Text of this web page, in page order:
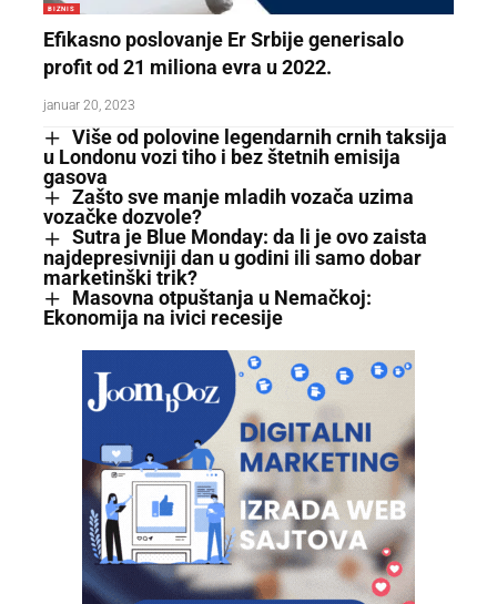
BIZNIS
Efikasno poslovanje Er Srbije generisalo
profit od 21 miliona evra u 2022.
januar 20, 2023
Više od polovine legendarnih crnih taksija
u Londonu vozi tiho i bez štetnih emisija
gasova
Zašto sve manje mladih vozača uzima
vozačke dozvole?
Sutra je Blue Monday: da li je ovo zaista
najdepresivniji dan u godini ili samo dobar
marketinški trik?
Masovna otpuštanja u Nemačkoj:
Ekonomija na ivici recesije